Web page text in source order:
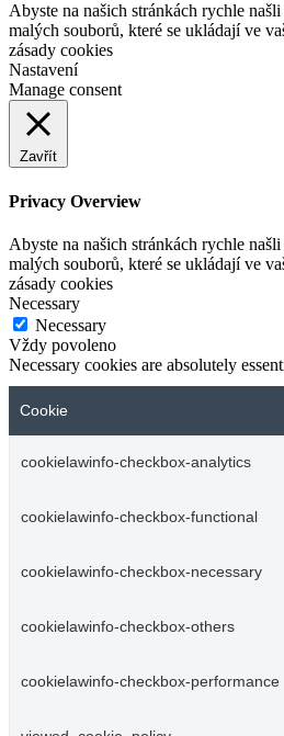
Abyste na našich stránkách rychle
malých souborů, které se ukládají ve
zásady cookies
Nastavení
Manage consent
Zavřít
Privacy Overview
Abyste na našich stránkách rychle
malých souborů, které se ukládají ve
zásady cookies
Necessary
Necessary
Vždy povoleno
Necessary cookies are absolutely
Cookie
cookielawinfo-checkbox-analytics
cookielawinfo-checkbox-functional
cookielawinfo-checkbox-necessary
cookielawinfo-checkbox-others
cookielawinfo-checkbox-performance